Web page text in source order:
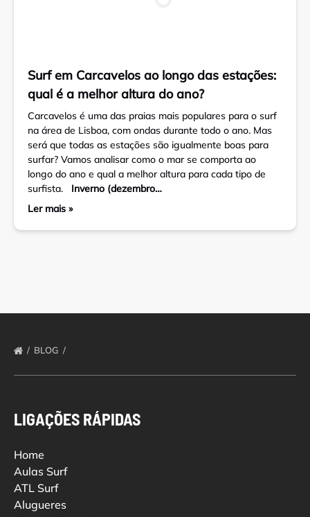
Surf em Carcavelos ao longo das estações:
qual é a melhor altura do ano?
Carcavelos é uma das praias mais populares para o surf
na área de Lisboa, com ondas durante todo o ano. Mas
será que todas as estações são igualmente boas para
surfar? Vamos analisar como o mar se comporta ao
longo do ano e qual a melhor altura para cada tipo de
surfista. Inverno (dezembro…
Ler mais »
BLOG
LIGAÇÕES RÁPIDAS
Home
Aulas Surf
ATL Surf
Alugueres